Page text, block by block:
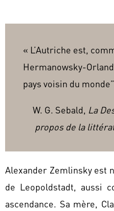
« L’Autriche est,
Hermanowsky-
pays voisin du
W. G. Sebald, La
propos de la
Alexander Zemlinsky est
de Leopoldstadt, aussi
ascendance. Sa mère,